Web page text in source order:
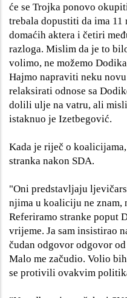
će se Trojka ponovo
trebala dopustiti da ima 11
domaćih aktera i četiri
razloga. Mislim da je to
volimo, ne možemo
Hajmo napraviti neku
relaksirati odnose sa
dolili ulje na vatru, ali
istaknuo je Izetbegović.
Kada je riječ o
stranka nakon SDA.
"Oni predstavljaju
njima u koaliciju ne znam,
Referiramo stranke poput
vrijeme. Ja sam insistirao
čudan odgovor odgovor
Malo me začudio. Volio
se protivili ovakvim